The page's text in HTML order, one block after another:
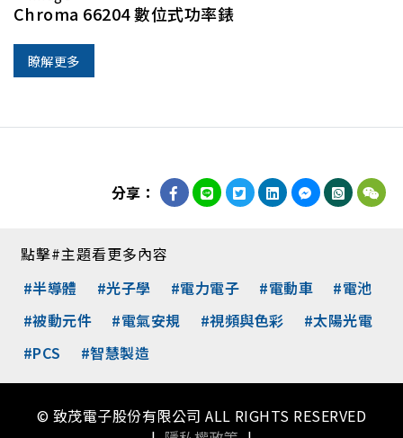
Chroma 66204 數位式功率錶
瞭解更多
分享：
點擊#主題看更多內容
#半導體
#光子學 #電力電子 #電動車
#電池
#被動元件
#電氣安規 #視頻與色彩
#太陽光電
#PCS
#智慧製造
© 致茂電子股份有限公司 ALL RIGHTS RESERVED